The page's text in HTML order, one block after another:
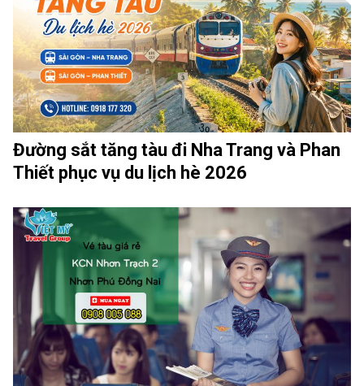
Đường sắt tăng tàu đi Nha Trang và Phan
Thiết phục vụ du lịch hè 2026